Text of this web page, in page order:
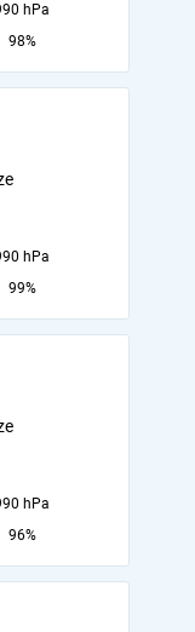
hPa
98%
hPa
99%
hPa
96%